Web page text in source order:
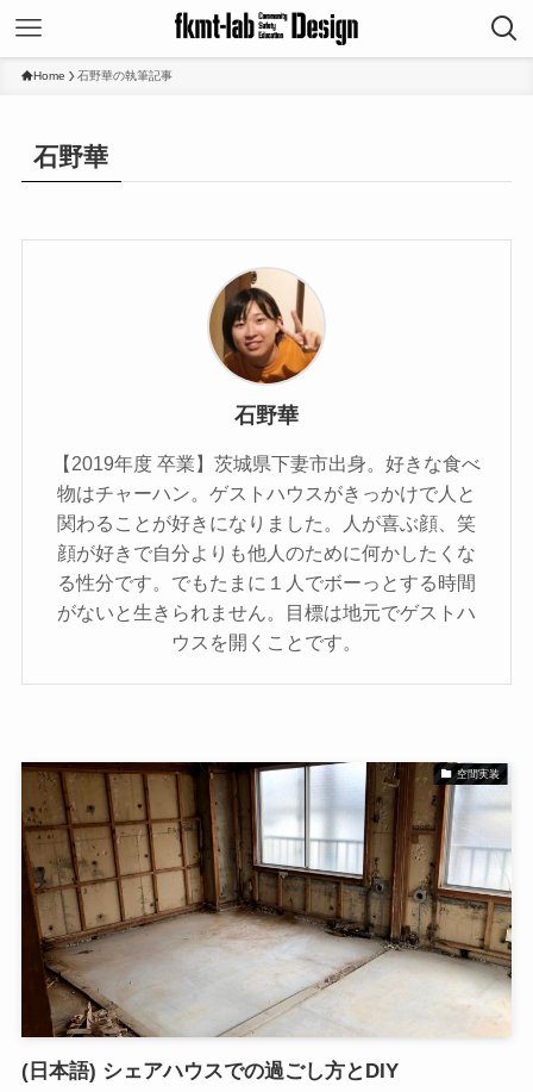
Home 石野華の執筆記事
石野華
石野華
【2019年度 卒業】茨城県下妻市出身。好きな食べ
物はチャーハン。ゲストハウスがきっかけで人と
関わることが好きになりました。人が喜ぶ顔、笑
顔が好きで自分よりも他人のために何かしたくな
る性分です。でもたまに１人でボーっとする時間
がないと生きられません。目標は地元でゲストハ
ウスを開くことです。
空間実装
(日本語) シェアハウスでの過ごし方とDIY